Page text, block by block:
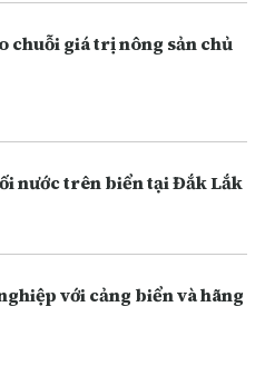
chuỗi giá trị nông sản chủ
nước trên biển tại Đắk Lắk
với cảng biển và hãng